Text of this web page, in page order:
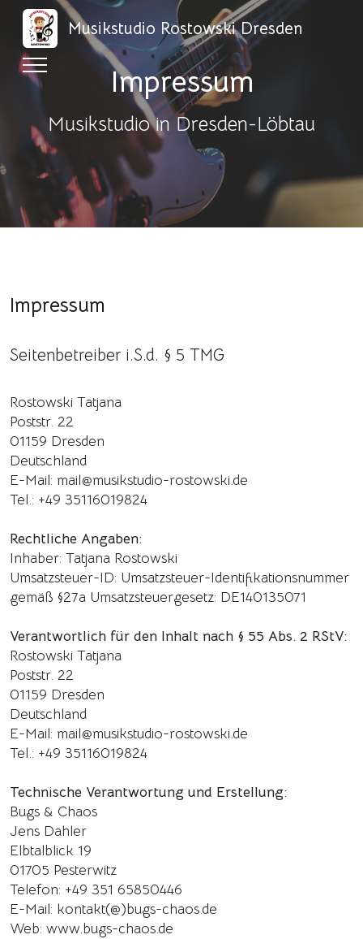
Musikstudio Rostowski Dresden
Impressum
Musikstudio in Dresden-Löbtau
Impressum
Seitenbetreiber i.S.d. § 5 TMG
Rostowski Tatjana
Poststr. 22
01159 Dresden
Deutschland
E-Mail: mail@musikstudio-rostowski.de
Tel.: +49 35116019824
Rechtliche Angaben:
Inhaber: Tatjana Rostowski
Umsatzsteuer-ID: Umsatzsteuer-Identifikationsnummer
gemäß §27a Umsatzsteuergesetz: DE140135071
Verantwortlich für den Inhalt nach § 55 Abs. 2 RStV:
Rostowski Tatjana
Poststr. 22
01159 Dresden
Deutschland
E-Mail: mail@musikstudio-rostowski.de
Tel.: +49 35116019824
Technische Verantwortung und Erstellung:
Bugs & Chaos
Jens Dahler
Elbtalblick 19
01705 Pesterwitz
Telefon: +49 351 65850446
E-Mail: kontakt(@)bugs-chaos.de
Web: www.bugs-chaos.de